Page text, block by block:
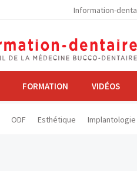
Information-
FORMATION VIDÉOS
ODF Esthétique Implantologie